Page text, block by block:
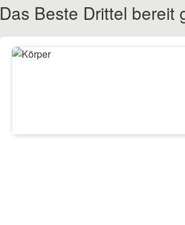
Das Beste Drittel bereit